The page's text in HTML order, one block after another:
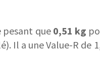
pesant que 0,51 kg
Il a une Value-R de